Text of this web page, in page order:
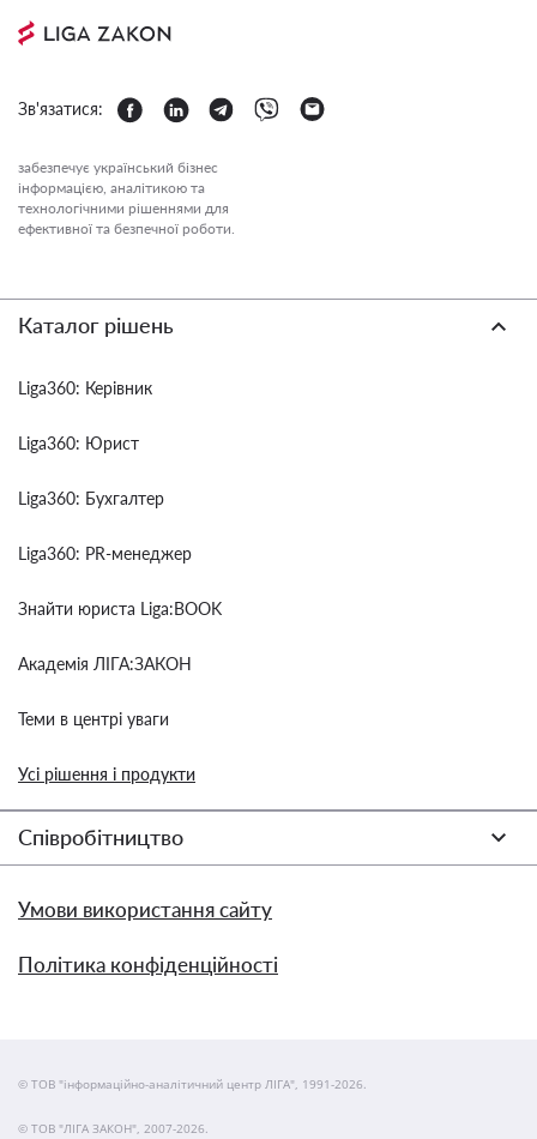
Зв'язатися:
забезпечує український бізнес
інформацією, аналітикою та
технологічними рішеннями для
ефективної та безпечної роботи.
Каталог рішень
Liga360: Керівник
Liga360: Юрист
Liga360: Бухгалтер
Liga360: PR-менеджер
Знайти юриста Liga:BOOK
Академія ЛІГА:ЗАКОН
Теми в центрі уваги
Усі рішення і продукти
Співробітництво
Умови використання сайту
Політика конфіденційності
© ТОВ "інформаційно-аналітичний центр ЛІГА", 1991-2026.
© ТОВ "ЛІГА ЗАКОН", 2007-2026.